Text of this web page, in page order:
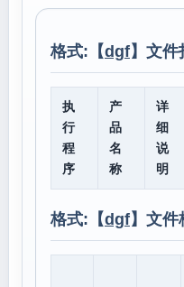
格式:【dgf】文件
执
行
程
序
产
品
名
称
详
细
说
明
格式:【dgf】文件